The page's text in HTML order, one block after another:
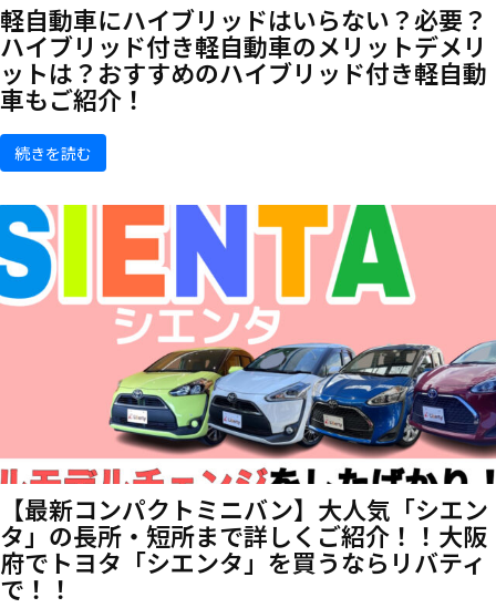
軽自動車にハイブリッドはいらない？必要？
ハイブリッド付き軽自動車のメリットデメリ
ットは？おすすめのハイブリッド付き軽自動
車もご紹介！
続きを読む
【最新コンパクトミニバン】大人気「シエン
タ」の長所・短所まで詳しくご紹介！！大阪
府でトヨタ「シエンタ」を買うならリバティ
で！！